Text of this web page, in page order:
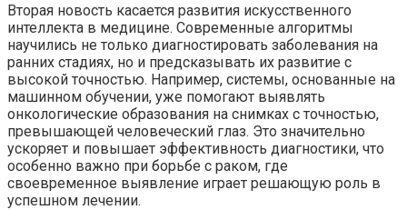
Вторая новость касается развития искусственного
интеллекта в медицине. Современные алгоритмы
научились не только диагностировать заболевания на
ранних стадиях, но и предсказывать их развитие с
высокой точностью. Например, системы, основанные на
машинном обучении, уже помогают выявлять
онкологические образования на снимках с точностью,
превышающей человеческий глаз. Это значительно
ускоряет и повышает эффективность диагностики, что
особенно важно при борьбе с раком, где
своевременное выявление играет решающую роль в
успешном лечении.